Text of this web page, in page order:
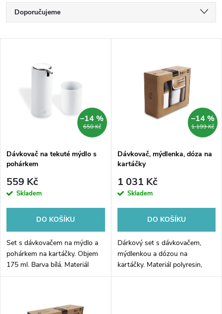
Ř
a
p
r
o
d
u
Doporučujeme
Nejprodávanější
s
p
r
d
u
650 Kč
–14 %
Dávkovač na tekuté mýdlo s
pohárkem
559 Kč
Skladem
DO KOŠÍKU
Set s dávkovačem na mýdlo a
pohárkem na kartáčky. Objem
175 ml. Barva bílá. Materiál
polyresin.
1 199 Kč
–14 %
Dávkovač, mýdlenka, dóza na
kartáčky
1 031 Kč
Skladem
DO KOŠÍKU
Dárkový set s dávkovačem,
mýdlenkou a dózou na
kartáčky. Materiál polyresin,
bambusové dřevo.